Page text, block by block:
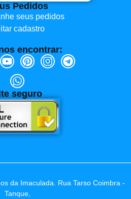
Pedidos
seus pedidos
cadastro
encontrar:
seguro
da Imaculada. Rua Tarso Coimbra -
Tanque,